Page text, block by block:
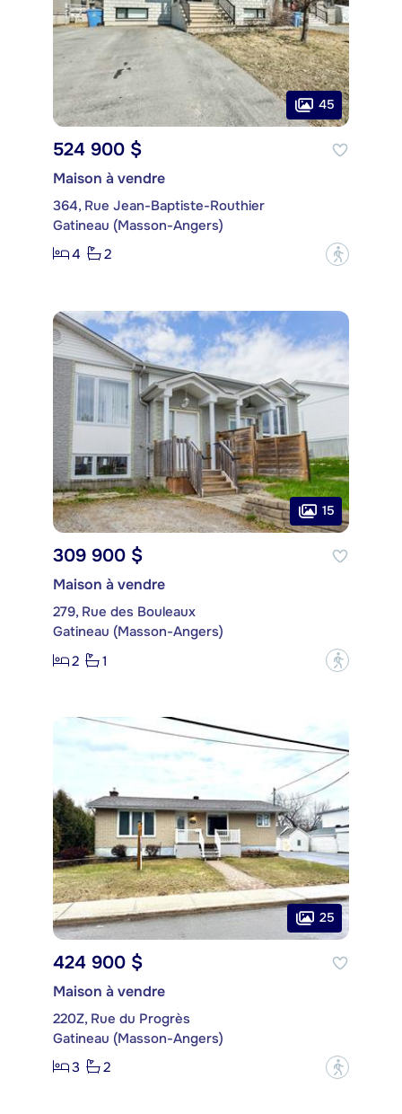
45
524 900 $
Maison à vendre
364, Rue Jean-Baptiste-Routhier
Gatineau (Masson-Angers)
4
2 ?
15
309 900 $
Maison à vendre
279, Rue des Bouleaux
Gatineau (Masson-Angers)
2
1 ?
25
424 900 $
Maison à vendre
220Z, Rue du Progrès
Gatineau (Masson-Angers)
3
2 ?